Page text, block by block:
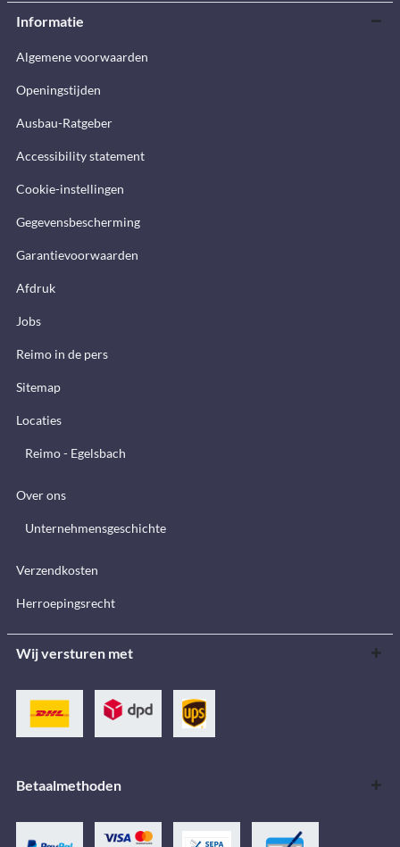
Informatie
Algemene voorwaarden
Openingstijden
Ausbau-Ratgeber
Accessibility statement
Cookie-instellingen
Gegevensbescherming
Garantievoorwaarden
Afdruk
Jobs
Reimo in de pers
Sitemap
Locaties
Reimo - Egelsbach
Over ons
Unternehmensgeschichte
Verzendkosten
Herroepingsrecht
Wij versturen met
Betaalmethoden